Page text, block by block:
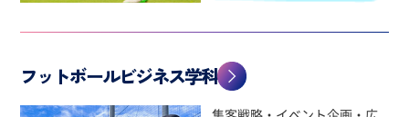
フットボールビジネス学科